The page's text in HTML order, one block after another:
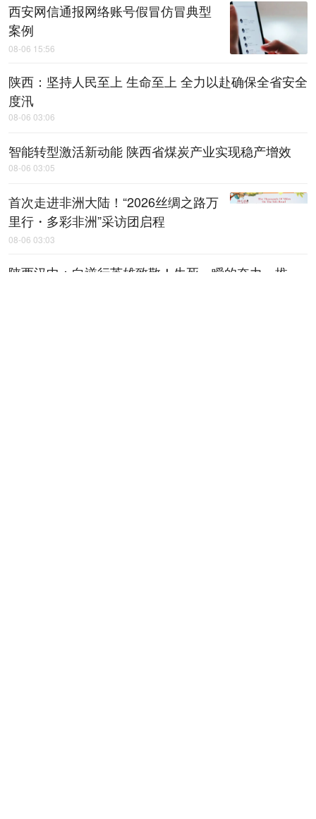
西安网信通报网络账号假冒仿冒典型
案例
08-06 15:56
陕西：坚持人民至上 生命至上 全力以赴确保全省安全
度汛
08-06 03:06
智能转型激活新动能 陕西省煤炭产业实现稳产增效
08-06 03:05
首次走进非洲大陆！“2026丝绸之路万
里行・多彩非洲”采访团启程
08-06 03:03
陕西汉中：向逆行英雄致敬！生死一瞬的奋力一推